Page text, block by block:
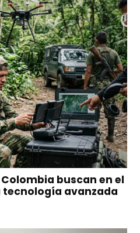
buscan en el
avanzada